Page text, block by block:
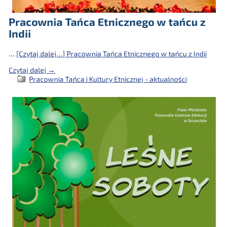
Pracownia Tańca Etnicznego w tańcu z
Indii
… [Czytaj dalej…] Pracownia Tańca Etnicznego w tańcu z Indii
Czytaj dalej →
Pracownia Tańca i Kultury Etnicznej - aktualności